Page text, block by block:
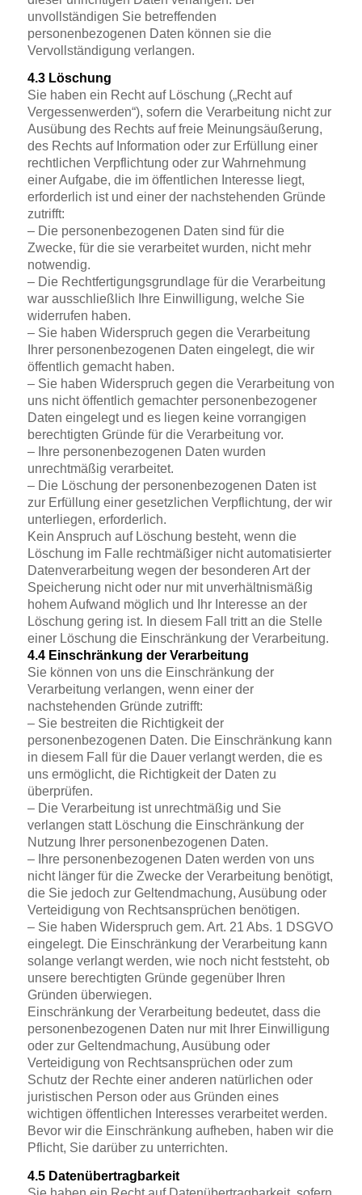
unvollständigen Sie betreffenden
personenbezogenen Daten können sie die
Vervollständigung verlangen.
4.3 Löschung
Sie haben ein Recht auf Löschung („Recht auf
Vergessenwerden“), sofern die Verarbeitung nicht zur
Ausübung des Rechts auf freie Meinungsäußerung,
des Rechts auf Information oder zur Erfüllung einer
rechtlichen Verpflichtung oder zur Wahrnehmung
einer Aufgabe, die im öffentlichen Interesse liegt,
erforderlich ist und einer der nachstehenden Gründe
zutrifft:
– Die personenbezogenen Daten sind für die
Zwecke, für die sie verarbeitet wurden, nicht mehr
notwendig.
– Die Rechtfertigungsgrundlage für die Verarbeitung
war ausschließlich Ihre Einwilligung, welche Sie
widerrufen haben.
– Sie haben Widerspruch gegen die Verarbeitung
Ihrer personenbezogenen Daten eingelegt, die wir
öffentlich gemacht haben.
– Sie haben Widerspruch gegen die Verarbeitung von
uns nicht öffentlich gemachter personenbezogener
Daten eingelegt und es liegen keine vorrangigen
berechtigten Gründe für die Verarbeitung vor.
– Ihre personenbezogenen Daten wurden
unrechtmäßig verarbeitet.
– Die Löschung der personenbezogenen Daten ist
zur Erfüllung einer gesetzlichen Verpflichtung, der wir
unterliegen, erforderlich.
Kein Anspruch auf Löschung besteht, wenn die
Löschung im Falle rechtmäßiger nicht automatisierter
Datenverarbeitung wegen der besonderen Art der
Speicherung nicht oder nur mit unverhältnismäßig
hohem Aufwand möglich und Ihr Interesse an der
Löschung gering ist. In diesem Fall tritt an die Stelle
einer Löschung die Einschränkung der Verarbeitung.
4.4 Einschränkung der Verarbeitung
Sie können von uns die Einschränkung der
Verarbeitung verlangen, wenn einer der
nachstehenden Gründe zutrifft:
– Sie bestreiten die Richtigkeit der
personenbezogenen Daten. Die Einschränkung kann
in diesem Fall für die Dauer verlangt werden, die es
uns ermöglicht, die Richtigkeit der Daten zu
überprüfen.
– Die Verarbeitung ist unrechtmäßig und Sie
verlangen statt Löschung die Einschränkung der
Nutzung Ihrer personenbezogenen Daten.
– Ihre personenbezogenen Daten werden von uns
nicht länger für die Zwecke der Verarbeitung benötigt,
die Sie jedoch zur Geltendmachung, Ausübung oder
Verteidigung von Rechtsansprüchen benötigen.
– Sie haben Widerspruch gem. Art. 21 Abs. 1 DSGVO
eingelegt. Die Einschränkung der Verarbeitung kann
solange verlangt werden, wie noch nicht feststeht, ob
unsere berechtigten Gründe gegenüber Ihren
Gründen überwiegen.
Einschränkung der Verarbeitung bedeutet, dass die
personenbezogenen Daten nur mit Ihrer Einwilligung
oder zur Geltendmachung, Ausübung oder
Verteidigung von Rechtsansprüchen oder zum
Schutz der Rechte einer anderen natürlichen oder
juristischen Person oder aus Gründen eines
wichtigen öffentlichen Interesses verarbeitet werden.
Bevor wir die Einschränkung aufheben, haben wir die
Pflicht, Sie darüber zu unterrichten.
4.5 Datenübertragbarkeit